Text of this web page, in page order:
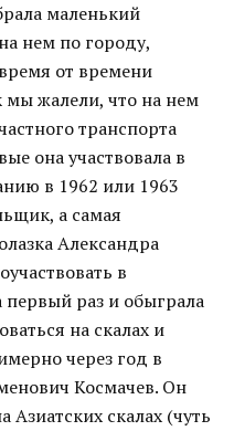
маленький
нем по городу,
от времени
мы жалели, что на нем
транспорта
она участвовала в
в 1962 или 1963
а самая
Александра
в
первый раз и обыграла
на скалах и
через год в
Космачев. Он
Азиатских скалах (чуть